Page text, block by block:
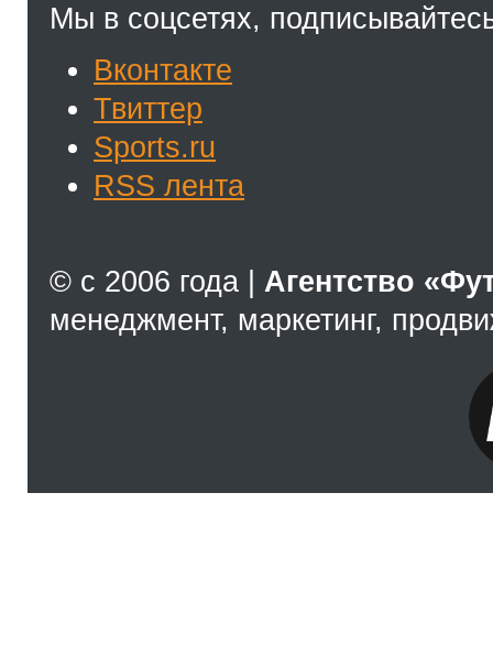
Мы в соцсетях,
Вконтакте
Твиттер
Sports.ru
RSS лента
© с 2006 года | Агентство
менеджмент, маркетинг,